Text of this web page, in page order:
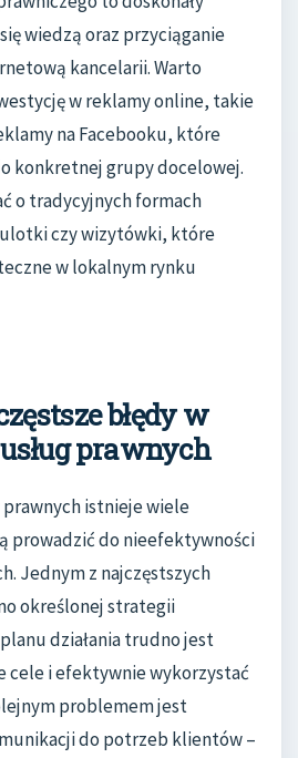
wiedzą oraz przyciąganie
kancelarii. Warto
w reklamy online, takie
na Facebooku, które
konkretnej grupy docelowej.
o tradycyjnych formach
czy wizytówki, które
w lokalnym rynku
błędy w
prawnych
istnieje wiele
prowadzić do nieefektywności
Jednym z najczęstszych
określonej strategii
działania trudno jest
cele i efektywnie wykorzystać
problemem jest
do potrzeb klientów –